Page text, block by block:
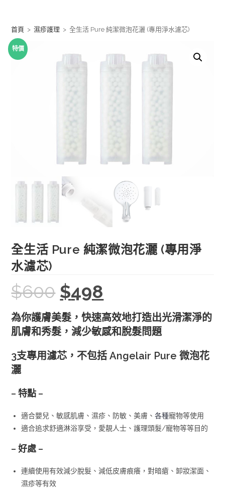
content
首頁 > 濕疹護理 > 全生活 Pure 純潔微泡花灑 (專用淨水濾芯)
特價
全生活 Pure 純潔微泡花灑 (專用淨
水濾芯)
$600
Original
price
was:
$498is:
為你護膚美髮，快速高效地打造出光滑潔淨的
肌膚和秀髮，減少敏感和脫髮問題
3支專用濾芯，不包括Angelair Pure 微泡花
灑
– 特點 –
適合嬰兒、敏感肌膚、濕疹、防敏、美膚、各種寵物等使用
適合追求舒適淋浴享受，愛靚人士、護理頭髮/寵物等等目的
– 好處 –
連續使用有效減少脫髮、減低皮膚痕癢，對暗瘡、卸妝潔面、
濕疹等有效